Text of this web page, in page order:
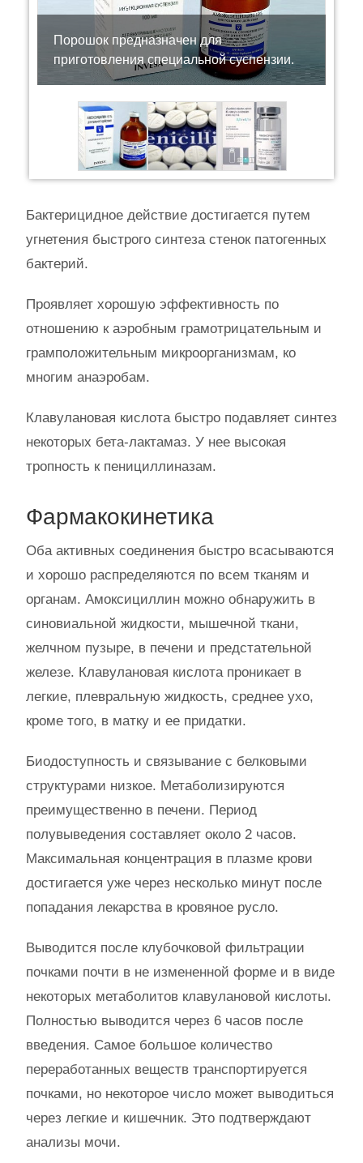
Порошок предназначен для
приготовления специальной суспензии.
Бактерицидное действие достигается путем
угнетения быстрого синтеза стенок патогенных
бактерий.
Проявляет хорошую эффективность по
отношению к аэробным грамотрицательным и
грамположительным микроорганизмам, ко
многим анаэробам.
Клавулановая кислота быстро подавляет синтез
некоторых бета-лактамаз. У нее высокая
тропность к пенициллиназам.
Фармакокинетика
Оба активных соединения быстро всасываются
и хорошо распределяются по всем тканям и
органам. Амоксициллин можно обнаружить в
синовиальной жидкости, мышечной ткани,
желчном пузыре, в печени и предстательной
железе. Клавулановая кислота проникает в
легкие, плевральную жидкость, среднее ухо,
кроме того, в матку и ее придатки.
Биодоступность и связывание с белковыми
структурами низкое. Метаболизируются
преимущественно в печени. Период
полувыведения составляет около 2 часов.
Максимальная концентрация в плазме крови
достигается уже через несколько минут после
попадания лекарства в кровяное русло.
Выводится после клубочковой фильтрации
почками почти в не измененной форме и в виде
некоторых метаболитов клавулановой кислоты.
Полностью выводится через 6 часов после
введения. Самое большое количество
переработанных веществ транспортируется
почками, но некоторое число может выводиться
через легкие и кишечник. Это подтверждают
анализы мочи.